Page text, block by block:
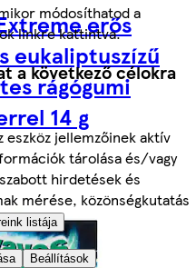
módosíthatod a
linkre kattintva.
a következő célokra
eszköz jellemzőinek aktív
tárolása és/vagy
hirdetések és
mérése, közönségkutatás
listája
Beállítások
erős
eukaliptuszízű
rágógumi
14 g